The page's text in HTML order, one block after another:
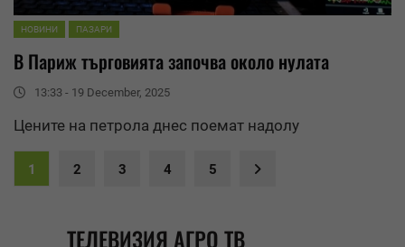
НОВИНИ ПАЗАРИ
В Париж търговията започва около нулата
13:33 - 19 December, 2025
Цените на петрола днес поемат надолу
1 2 3 4 5
ТЕЛЕВИЗИЯ АГРО ТВ